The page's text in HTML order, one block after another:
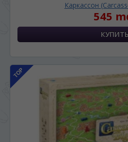
Каркассон
545